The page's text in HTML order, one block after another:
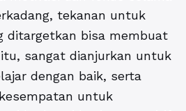
tekanan untuk
ditargetkan bisa membuat
sangat dianjurkan untuk
dengan baik, serta
untuk